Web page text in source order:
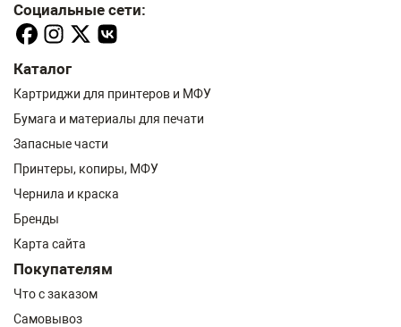
Социальные сети:
Каталог
Картриджи для принтеров и МФУ
Бумага и материалы для печати
Запасные части
Принтеры, копиры, МФУ
Чернила и краска
Бренды
Карта сайта
Покупателям
Что с заказом
Самовывоз